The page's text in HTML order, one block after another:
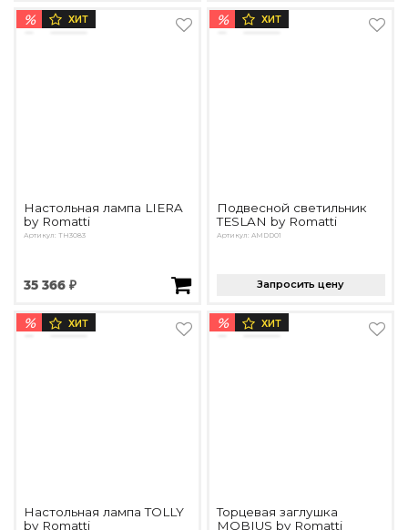
% ХИТ
Настольная лампа LIERA
by Romatti
Артикул: TH3083
35 366 ₽
% ХИТ
Подвесной светильник
TESLAN by Romatti
Артикул: AMDD01
Запросить цену
% ХИТ
Настольная лампа TOLLY
by Romatti
% ХИТ
Торцевая заглушка
MOBIUS by Romatti